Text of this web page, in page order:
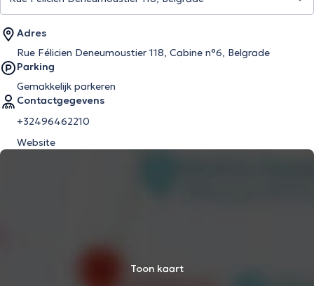
Adres
Rue Félicien Deneumoustier 118, Cabine n°6, Belgrade
Parking
Gemakkelijk parkeren
Contactgegevens
+32496462210
Website
Toon kaart